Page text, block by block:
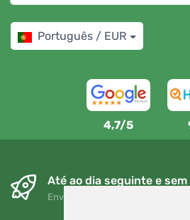
Português / EUR
4,7/5
Até ao dia seguinte e
Envio gratuito para encomendas